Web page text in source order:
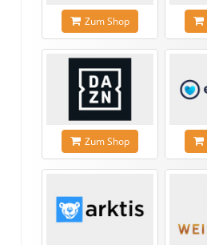
Zum Shop
Zum Shop